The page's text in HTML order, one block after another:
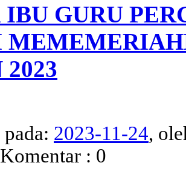
GURU
2023-11-24,
: 0